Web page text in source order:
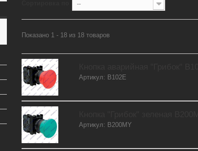
--
Показано 1 - 18 из 18 товаров
Артикул: B102E
Артикул: B200MY